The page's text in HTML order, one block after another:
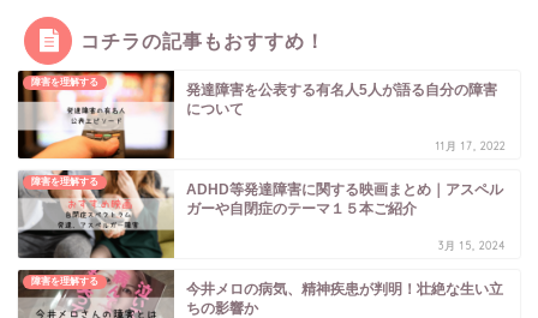
コチラの記事もおすすめ！
障害を理解する
発達障害を公表する有名人5人が語る自分の障害
について
11月 17, 2022
障害を理解する
ADHD等発達障害に関する映画まとめ｜アスペル
ガーや自閉症のテーマ１５本ご紹介
3月 15, 2024
障害を理解する
今井メロの病気、精神疾患が判明！壮絶な生い立
ちの影響か